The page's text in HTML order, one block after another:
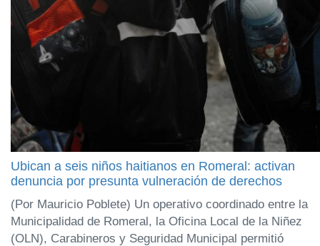
Ubican a seis niños haitianos en Romeral: activan
denuncia por presunta vulneración de derechos
(Por Mauricio Poblete) Un operativo coordinado entre la
Municipalidad de Romeral, la Oficina Local de la Niñez
(OLN), Carabineros y Seguridad Municipal permitió